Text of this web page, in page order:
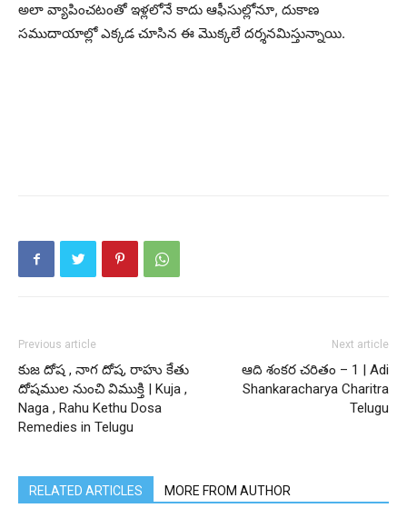
అలా వ్యాపించటంతో ఇళ్లలోనే కాదు ఆఫీసుల్లోనూ, దుకాణ
సముదాయాల్లో ఎక్కడ చూసిన ఈ మొక్కలే దర్శనమిస్తున్నాయి.
Previous article
కుజ దోష , నాగ దోష, రాహు కేతు
దోషముల నుంచి విముక్తి | Kuja ,
Naga , Rahu Kethu Dosa
Remedies in Telugu
Next article
ఆది శంకర చరితం – 1 | Adi
Shankaracharya Charitra
Telugu
RELATED ARTICLES MORE FROM AUTHOR